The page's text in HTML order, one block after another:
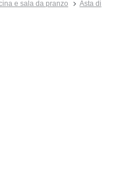
e sala da pranzo
Asta di